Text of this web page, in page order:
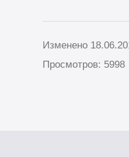
Изменено
Просмотров: 5998